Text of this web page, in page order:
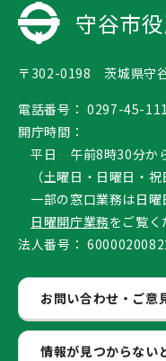
守谷市
〒302-0198 茨城県守
電話番号： 0297-45-
開庁時間：
平日 午前8時30分か
（土曜日・日曜日・
一部の窓口業務は日曜
日曜開庁業務をご覧く
法人番号：
お問い合わせ・ご意
情報が見つからない